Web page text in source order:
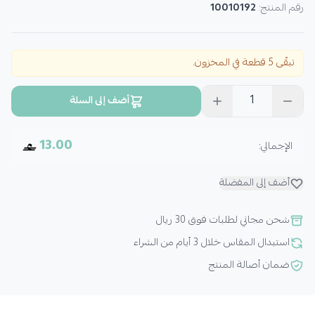
رقم المنتج: 10010192
تبقّى 5 قطعة في المخزون.
1 أضف إلى السلة
الإجمالي: 13.00
أضف إلى المفضلة
شحن مجاني لطلبات فوق 30 ريال
استبدال المقاس خلال 3 أيام من الشراء
ضمان أصالة المنتج